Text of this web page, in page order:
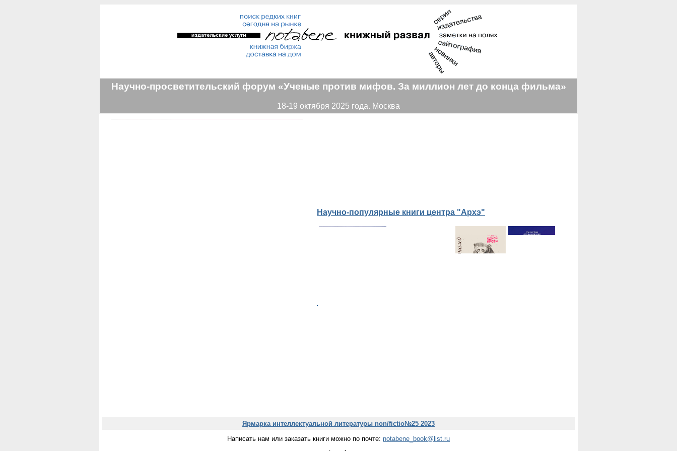
Научно-просветительский форум «Ученые против мифов. За миллион лет до конца фильма»
18-19 октября 2025 года. Москва
Научно-популярные книги центра "Архэ"
Ярмарка интеллектуальной литературы non/fictio№25 2023
Написать нам или заказать книги можно по почте: notabene_book@list.ru